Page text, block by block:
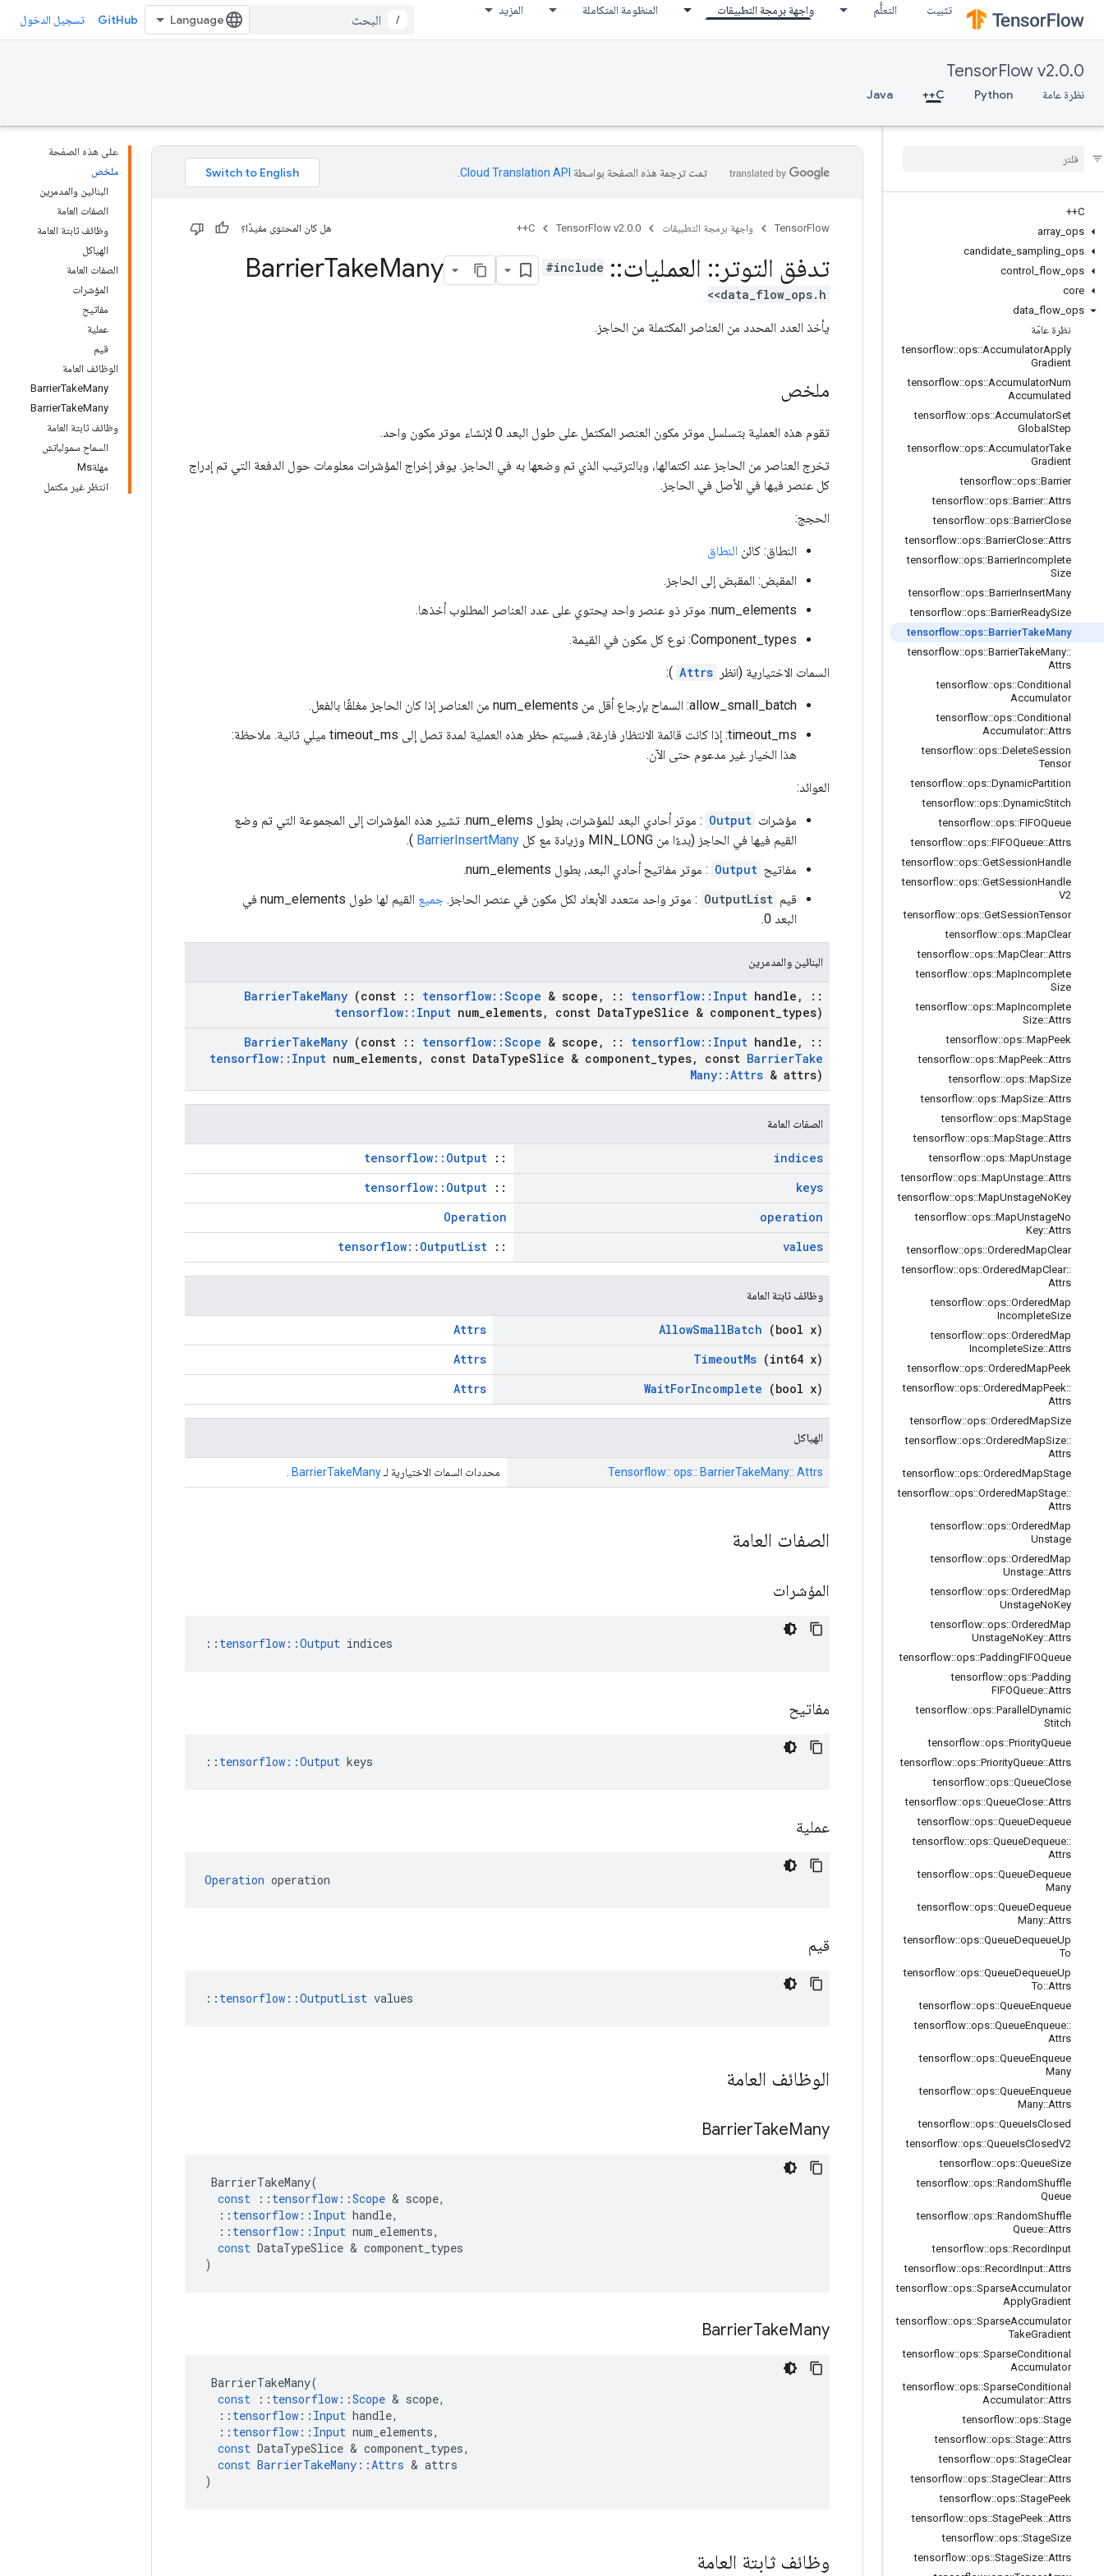
تثبيت التعلُّم واجهة برمجة التطبيقات المنظومة المتكاملة المزيد
/
GitHub تسجيل الدخول
TensorFlow v2.0.0
نظرة عامة Python
C++
Java
C++
array ops
candidate sampling ops
control
flow ops
core
data flow ops
نظرة عامّة
tensorflow::ops::AccumulatorApply
Gradient
tensorflow::ops::AccumulatorNum
Accumulated
tensorflow::ops::AccumulatorSet
Global Step
tensorflow::ops::AccumulatorTake
Gradient
tensorflow::ops::Barrier
tensorflow::ops::Barrier::Attrs
tensorflow::ops::BarrierClose
tensorflow::ops::BarrierClose::Attrs
tensorflow::ops::BarrierIncomplete
Size
tensorflow::ops::BarrierInsertMany
tensorflow::ops::BarrierReadySize
tensorflow::ops::BarrierTakeMany
tensorflow::ops::BarrierTakeMany::
Attrs
tensorflow::ops::Conditional
Accumulator
tensorflow::ops::Conditional
Accumulator::Attrs
tensorflow::ops::DeleteSession
Tensor
tensorflow::ops::DynamicPartition
tensorflow::ops::DynamicStitch
tensorflow::ops::FIFOQueue
tensorflow::ops::FIFOQueue::Attrs
tensorflow::ops::GetSessionHandle
tensorflow::ops::GetSessionHandle
V2
tensorflow::ops::GetSessionTensor
tensorflow::ops::MapClear
tensorflow::ops::MapClear::Attrs
tensorflow::ops::MapIncomplete
Size
tensorflow::ops::MapIncomplete
Size::Attrs
tensorflow::ops::MapPeek
tensorflow::ops::MapPeek::Attrs
tensorflow::ops::MapSize
tensorflow::ops::MapSize::Attrs
tensorflow::ops::MapStage
tensorflow::ops::MapStage::Attrs
tensorflow::ops::MapUnstage
tensorflow::ops::MapUnstage::Attrs
tensorflow::ops::MapUnstageNoKey
tensorflow::ops::MapUnstageNo
Key::Attrs
tensorflow::ops::OrderedMapClear
tensorflow::ops::OrderedMapClear::
Attrs
tensorflow::ops::OrderedMap
IncompleteSize
tensorflow::ops::OrderedMap
IncompleteSize::Attrs
tensorflow::ops::OrderedMapPeek
tensorflow::ops::OrderedMapPeek::
Attrs
tensorflow::ops::OrderedMapSize
tensorflow::ops::OrderedMapSize::
Attrs
tensorflow::ops::OrderedMapStage
tensorflow::ops::OrderedMapStage::
Attrs
tensorflow::ops::OrderedMap
Unstage
tensorflow::ops::OrderedMap
Unstage::Attrs
tensorflow::ops::OrderedMap
UnstageNoKey
tensorflow::ops::OrderedMap
UnstageNoKey::Attrs
tensorflow::ops::PaddingFIFOQueue
tensorflow::ops::Padding
FIFOQueue::Attrs
tensorflow::ops::Parallel Dynamic
Stitch
tensorflow::ops::PriorityQueue
tensorflow::ops::PriorityQueue::Attrs
tensorflow::ops::QueueClose
tensorflow::ops::QueueClose::Attrs
tensorflow::ops::QueueDequeue
tensorflow::ops::QueueDequeue::
Attrs
tensorflow::ops::QueueDequeue
Many
tensorflow::ops::QueueDequeue
Many::Attrs
tensorflow::ops::QueueDequeueUp
To
tensorflow::ops::QueueDequeueUp
To::Attrs
tensorflow::ops::QueueEnqueue
tensorflow::ops::QueueEnqueue::
Attrs
tensorflow::ops::QueueEnqueue
Many
tensorflow::ops::QueueEnqueue
Many::Attrs
tensorflow::ops::QueueIsClosed
tensorflow::ops::QueueIsClosedV2
tensorflow::ops::QueueSize
tensorflow::ops::RandomShuffle
Queue
tensorflow::ops::RandomShuffle
Queue::Attrs
tensorflow::ops::RecordInput
tensorflow::ops::RecordInput::Attrs
tensorflow::ops::SparseAccumulator
ApplyGradient
tensorflow::ops::SparseAccumulator
TakeGradient
tensorflow::ops::SparseConditional
Accumulator
tensorflow::ops::SparseConditional
Accumulator::Attrs
tensorflow::ops::Stage
tensorflow::ops::Stage::Attrs
tensorflow::ops::StageClear
tensorflow::ops::StageClear::Attrs
tensorflow::ops::StagePeek
tensorflow::ops::StagePeek::Attrs
tensorflow::ops::StageSize
tensorflow::ops::StageSize::Attrs
على هذه الصفحة
ملخص
البنائين والمدمرين
الصفات العامة
وظائف ثابتة العامة
الهياكل
الصفات العامة
المؤشرات
مفاتيح
عملية
قيم
الوظائف العامة
BarrierTakeMany
BarrierTakeMany
وظائف ثابتة العامة
السماح سمولباتش
مهلةMs
انتظر غير مكتمل
تمت ترجمة هذه الصفحة بواسطة Cloud Translation API‏
TensorFlow واجهة برمجة التطبيقات TensorFlow v2.0.0
C++ هل كان المحتوى مفيدًا؟
تدفق التوتر :: العمليات::
TakeMany
#include
<data_flow_ops.h>
يأخذ العدد المحدد من العناصر المكتملة من الحاجز.
ملخص
تقوم هذه العملية بتسلسل موتر مكون العنصر المكتمل على طول البعد 0 لإنشاء موتر مكون واحد.
تخرج العناصر من الحاجز عند اكتمالها، وبالترتيب الذي تم وضعها به في الحاجز. يوفر إخراج المؤشرات معلومات حول الدفعة التي تم إدراج
كل عنصر فيها في الأصل في الحاجز.
الحجج:
النطاق: كائن النطاق
المقبض: المقبض إلى الحاجز.
num_elements: موتر ذو عنصر واحد يحتوي على عدد العناصر المطلوب أخذها.
Component_types: نوع كل مكون في القيمة.
السمات الاختيارية (انظر Attrs
):
allow_small_batch: السماح بإرجاع أقل من num_elements من العناصر إذا كان الحاجز مغلقًا بالفعل.
timeout_ms: إذا كانت قائمة الانتظار فارغة، فسيتم حظر هذه العملية لمدة تصل إلى timeout_ms ميلي ثانية. ملاحظة:
هذا الخيار غير مدعوم حتى الآن.
العوائد:
مؤشرات Output
: موتر أحادي البعد للمؤشرات، بطول num_elems. تشير هذه المؤشرات إلى المجموعة التي تم وضع
القيم فيها في الحاجز (بدءًا من MIN_LONG وزيادة مع كل
BarrierInsertMany
).
مفاتيح Output : موتر مفاتيح أحادي البعد، بطول num_elements.
قيم OutputList : موتر واحد متعدد الأبعاد لكل مكون في عنصر الحاجز. جميع
القيم لها طول num_elements في
البعد 0.
البنائين والمدمرين
BarrierTakeMany (const :: tensorflow::Scope & scope , :: tensorflow:: Input handle ,
::
tensorflow:: Input num elements, const DataTypeSlice & component types)
BarrierTakeMany (const :: tensorflow::Scope & scope , :: tensorflow:: Input handle ,
::
tensorflow:: Input num elements, const DataTypeSlice & component types, const BarrierTake
Many::Attrs & attrs)
الصفات العامة
indices
::
tensorflow::Output
keys
::
tensorflow::Output
operation
Operation
values
::
tensorflow::OutputList
وظائف ثابتة العامة
AllowSmallBatch (bool x)
Attrs
TimeoutMs (int64 x)
Attrs
WaitForIncomplete (bool x)
Attrs
الهياكل
Tensorflow:: ops:: BarrierTakeMany:: Attrs محددات السمات الاختيارية لـBarrierTakeMany
الصفات العامة
المؤشرات
:: tensorflow::Output indices
مفاتيح
:: tensorflow::Output keys
عملية
Operation operation
قيم
:: tensorflow::OutputList values
الوظائف العامة
BarrierTakeMany
BarrierTakeMany(
const
:: tensorflow ::Scope & scope,
:: tensorflow :: Input handle,
:: tensorflow :: Input num_elements,
const DataTypeSlice & component_types
)
BarrierTakeMany
BarrierTakeMany(
const
:: tensorflow ::Scope & scope,
:: tensorflow :: Input handle,
:: tensorflow :: Input num_elements,
const DataTypeSlice & component_types,
const BarrierTakeMany ::Attrs & attrs
)
وظائف ثابتة العامة